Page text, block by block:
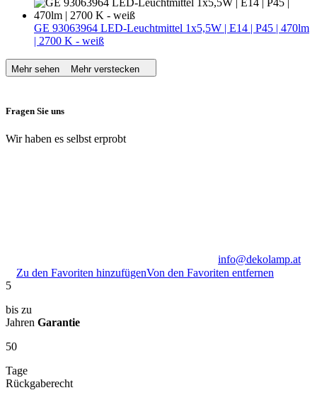
GE 93063964 LED-Leuchtmittel 1x5,5W | E14 | P45 | 470lm
| 2700 K - weiß
Mehr sehen Mehr verstecken
Fragen Sie uns
Wir haben es selbst erprobt
info@dekolamp.at
Zu den Favoriten hinzufügenVon den Favoriten entfernen
5
bis zu
Jahren Garantie
50
Tage
Rückgaberecht